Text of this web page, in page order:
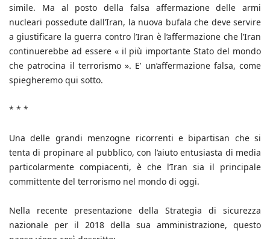
simile. Ma al posto della falsa affermazione delle armi
nucleari possedute dall’Iran, la nuova bufala che deve servire
a giustificare la guerra contro l’Iran è l’affermazione che l’Iran
continuerebbe ad essere « il più importante Stato del mondo
che patrocina il terrorismo ». E’ un’affermazione falsa, come
spiegheremo qui sotto.
* * *
Una delle grandi menzogne ricorrenti e bipartisan che si
tenta di propinare al pubblico, con l’aiuto entusiasta di media
particolarmente compiacenti, è che l’Iran sia il principale
committente del terrorismo nel mondo di oggi.
Nella recente presentazione della Strategia di sicurezza
nazionale per il 2018 della sua amministrazione, questo